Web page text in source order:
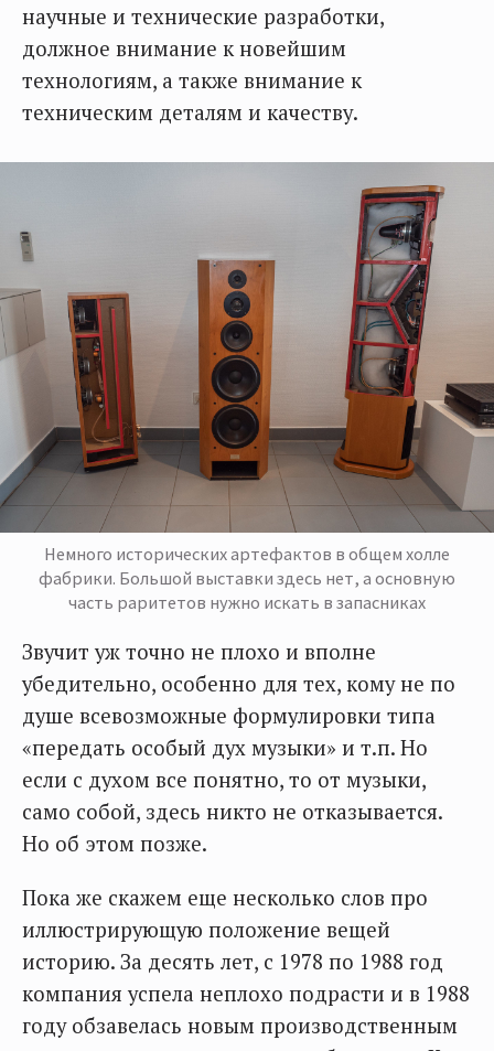
научные и технические разработки,
должное внимание к новейшим
технологиям, а также внимание к
техническим деталям и качеству.
Немного исторических артефактов в общем холле
фабрики. Большой выставки здесь нет, а основную
часть раритетов нужно искать в запасниках
Звучит уж точно не плохо и вполне
убедительно, особенно для тех, кому не по
душе всевозможные формулировки типа
«передать особый дух музыки» и т.п. Но
если с духом все понятно, то от музыки,
само собой, здесь никто не отказывается.
Но об этом позже.
Пока же скажем еще несколько слов про
иллюстрирующую положение вещей
историю. За десять лет, с 1978 по 1988 год
компания успела неплохо подрасти и в 1988
году обзавелась новым производственным